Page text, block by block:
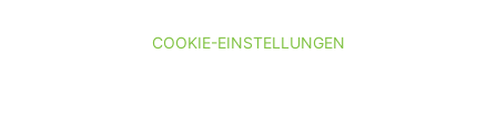
COOKIE-EINSTELLUNGEN